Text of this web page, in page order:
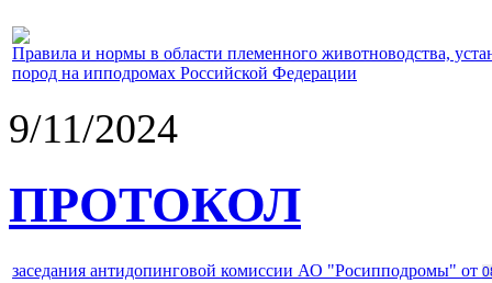
Правила и нормы в области племенного животноводства,
пород на ипподромах Российской Федерации
9/11/2024
ПРОТОКОЛ
заседания антидопинговой комиссии АО "Росипподромы" от